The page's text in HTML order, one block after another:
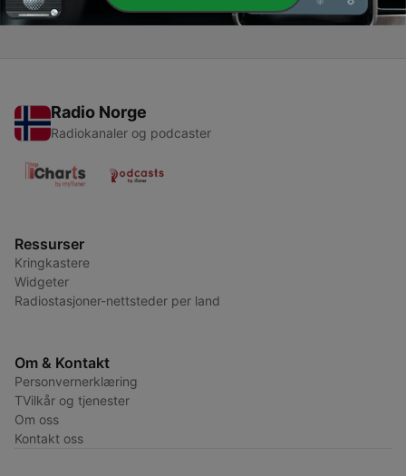
Radio Norge
Radiokanaler og podcaster
Ressurser
Kringkastere
Widgeter
Radiostasjoner-nettsteder per land
Om & Kontakt
Personvernerklæring
TVilkår og tjenester
Om oss
Kontakt oss